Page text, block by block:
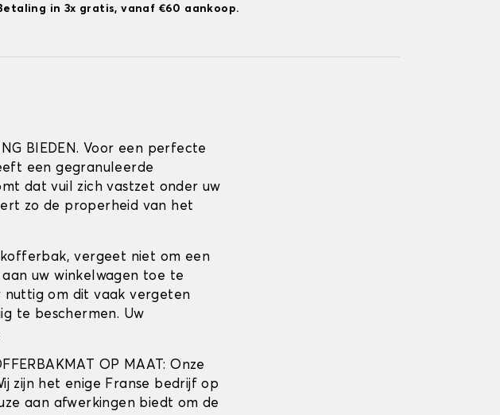
in 3x gratis, vanaf €60 aankoop.
BIEDEN. Voor een perfecte
een gegranuleerde
dat vuil zich vastzet onder uw
zo de properheid van het
vergeet niet om een
uw winkelwagen toe te
nuttig om dit vaak vergeten
te beschermen. Uw
OP MAAT: Onze
zijn het enige Franse bedrijf op
aan afwerkingen biedt om de